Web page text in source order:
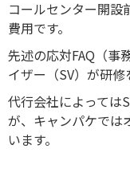
コールセンター開設
費用です。
先述の応対FAQ（事
イザー（SV）が研修
代行会社によっては
が、キャンパケでは
います。